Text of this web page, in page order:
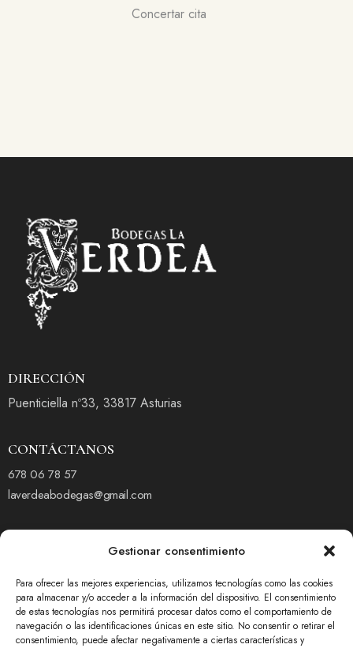
Gestionar consentimiento
Para ofrecer las mejores experiencias, utilizamos tecnologías como las cookies
para almacenar y/o acceder a la información del dispositivo. El consentimiento
de estas tecnologías nos permitirá procesar datos como el comportamiento de
navegación o las identificaciones únicas en este sitio. No consentir o retirar el
consentimiento, puede afectar negativamente a ciertas características y
Concertar cita
DIRECCIÓN
Puenticiella nº33, 33817 Asturias
CONTÁCTANOS
678 06 78 57
laverdeabodegas@gmail.com